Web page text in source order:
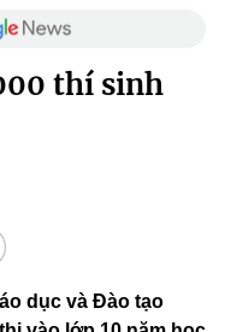
thí sinh
dục và Đào tạo